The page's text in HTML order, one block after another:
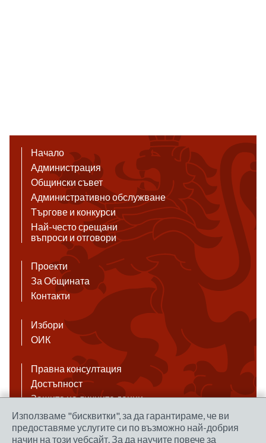
Начало
Администрация
Общински съвет
Административно обслужване
Търгове и конкурси
Най-често срещани
въпроси и отговори
Проекти
За Общината
Контакти
Избори
ОИК
Правна консултация
Достъпност
Защита на личните данни
Антикорупция
Връзки
Използваме "бисквитки", за да гарантираме, че ви
предоставяме услугите си по възможно най-добрия
начин на този уебсайт. За да научите повече за